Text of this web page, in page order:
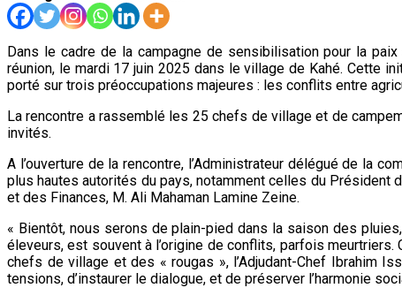
Dans le cadre de la campagne de sensibilisation pour la
réunion, le mardi 17 juin 2025 dans le village de Kahé. Cette
porté sur trois préoccupations majeures : les conflits entre
La rencontre a rassemblé les 25 chefs de village et de
invités.
A l’ouverture de la rencontre, l’Administrateur délégué de la
plus hautes autorités du pays, notamment celles du Président
et des Finances, M. Ali Mahaman Lamine Zeine.
« Bientôt, nous serons de plain-pied dans la saison des
éleveurs, est souvent à l’origine de conflits, parfois
chefs de village et des « rougas », l’Adjudant-Chef Ibrahim
tensions, d’instaurer le dialogue, et de préserver l’harmonie